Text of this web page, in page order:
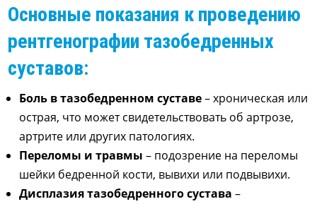
Основные показания к проведению
рентгенографии тазобедренных
суставов:
Боль в тазобедренном суставе– хроническая или
острая, что может свидетельствовать об артрозе,
артрите или других патологиях.
Переломы и травмы – подозрение на переломы
шейки бедренной кости, вывихи или подвывихи.
Дисплазия тазобедренного сустава –